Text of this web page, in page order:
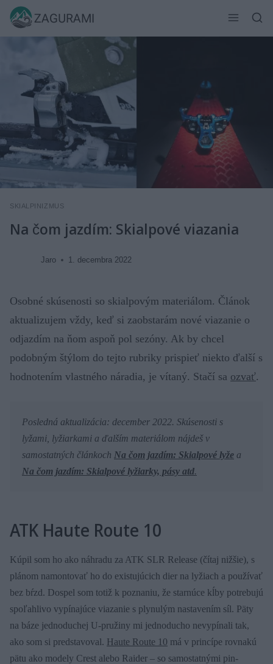
Skip
ZAGURAMI
SKIALPINIZMUS
Na čom jazdím: Skialpové viazania
Jaro 1. decembra 2022
Osobné skúsenosti so skialpovým materiálom. Článok
aktualizujem vždy, keď si zaobstarám nové viazanie o
odjazdím na ňom aspoň pol sezóny. Ak by chcel
podobným štýlom do tejto rubriky prispieť niekto ďalší s
hodnotením vlastného náradia, je vítaný. Stačí sa ozvať.
Posledná aktualizácia: december 2022. Skúsenosti s
lyžami, lyžiarkami a ďalším materiálom nájdeš v
samostatných článkoch Na čom jazdím: Skialpové lyže a
Na čom jazdím: Skialpové lyžiarky, pásy atd.
ATK Haute Route 10
Kúpil som ho ako náhradu za ATK SLR Release (čítaj nižšie), s
plánom namontovať ho do existujúcich dier na lyžiach a používať
bez bŕzd. Dospel som totiž k poznaniu, že starnúce kĺby potrebujú
spoľahlivo vypínajúce viazanie s plynulým nastavením síl. Päty
na báze jednoduchej U-pružiny mi jednoducho nevypínali tak,
ako som si predstavoval. Haute Route 10 má v princípe rovnakú
pätu ako modely Crest alebo Raider – so samostatnými pin-